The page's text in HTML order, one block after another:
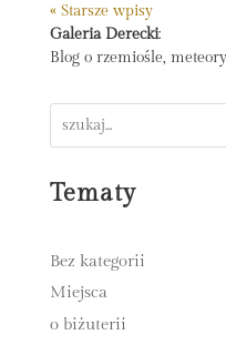
« Starsze wpisy
Galeria Derecki:
Blog o rzemiośle,
Tematy
Bez kategorii
Miejsca
o biżuterii